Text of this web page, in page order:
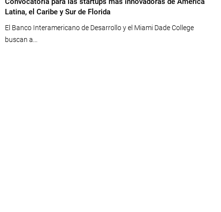
Latina, el Caribe y Sur de Florida
El Banco Interamericano de Desarrollo y el Miami Dade College
buscan a...